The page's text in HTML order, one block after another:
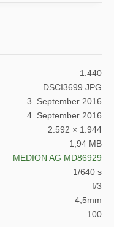
1.440
DSCI3699.JPG
3. September 2016
4. September 2016
2.592 × 1.944
1,94 MB
MEDION AG MD86929
1/640 s
f/3
4,5mm
100